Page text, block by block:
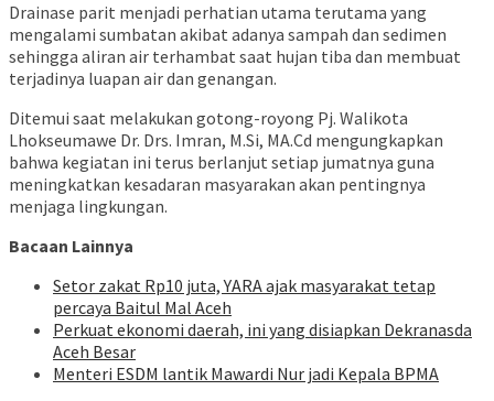
Drainase parit menjadi perhatian utama terutama yang
mengalami sumbatan akibat adanya sampah dan sedimen
sehingga aliran air terhambat saat hujan tiba dan membuat
terjadinya luapan air dan genangan.
Ditemui saat melakukan gotong-royong Pj. Walikota
Lhokseumawe Dr. Drs. Imran, M.Si, MA.Cd mengungkapkan
bahwa kegiatan ini terus berlanjut setiap jumatnya guna
meningkatkan kesadaran masyarakan akan pentingnya
menjaga lingkungan.
Bacaan Lainnya
Setor zakat Rp10 juta, YARA ajak masyarakat tetap
percaya Baitul Mal Aceh
Perkuat ekonomi daerah, ini yang disiapkan Dekranasda
Aceh Besar
Menteri ESDM lantik Mawardi Nur jadi Kepala BPMA